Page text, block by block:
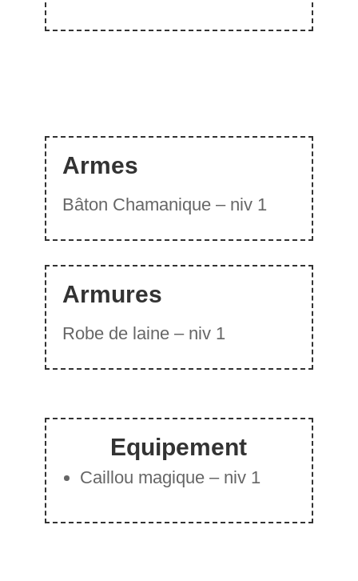
Armes
Bâton Chamanique – niv 1
Armures
Robe de laine – niv 1
Equipement
Caillou magique – niv 1